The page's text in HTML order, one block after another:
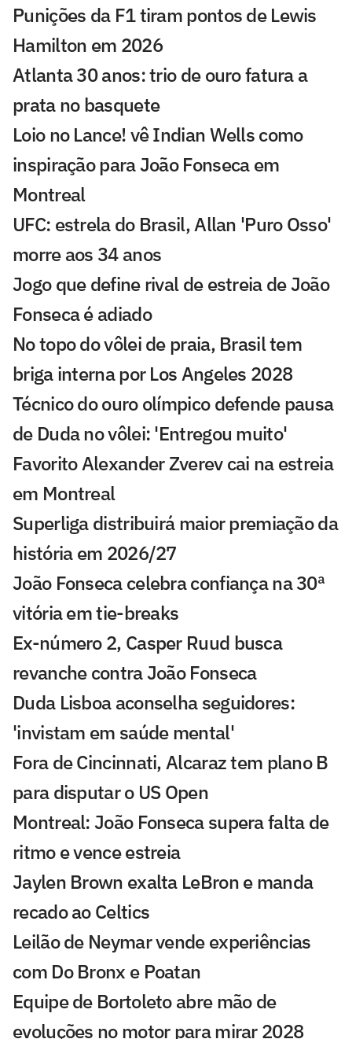
Punições da F1 tiram pontos de Lewis
Hamilton em 2026
Atlanta 30 anos: trio de ouro fatura a
prata no basquete
Loio no Lance! vê Indian Wells como
inspiração para João Fonseca em
Montreal
UFC: estrela do Brasil, Allan 'Puro Osso'
morre aos 34 anos
Jogo que define rival de estreia de João
Fonseca é adiado
No topo do vôlei de praia, Brasil tem
briga interna por Los Angeles 2028
Técnico do ouro olímpico defende pausa
de Duda no vôlei: 'Entregou muito'
Favorito Alexander Zverev cai na estreia
em Montreal
Superliga distribuirá maior premiação da
história em 2026/27
João Fonseca celebra confiança na 30ª
vitória em tie-breaks
Ex-número 2, Casper Ruud busca
revanche contra João Fonseca
Duda Lisboa aconselha seguidores:
'invistam em saúde mental'
Fora de Cincinnati, Alcaraz tem plano B
para disputar o US Open
Montreal: João Fonseca supera falta de
ritmo e vence estreia
Jaylen Brown exalta LeBron e manda
recado ao Celtics
Leilão de Neymar vende experiências
com Do Bronx e Poatan
Equipe de Bortoleto abre mão de
evoluções no motor para mirar 2028